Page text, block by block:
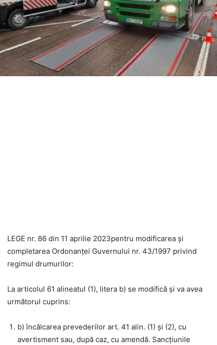
LEGE nr. 86 din 11 aprilie 2023pentru modificarea și
completarea Ordonanței Guvernului nr. 43/1997 privind
regimul drumurilor:
La articolul 61 alineatul (1), litera b) se modifică și va avea
următorul cuprins:
b) încălcarea prevederilor art. 41 alin. (1) și (2), cu
avertisment sau, după caz, cu amendă. Sancțiunile